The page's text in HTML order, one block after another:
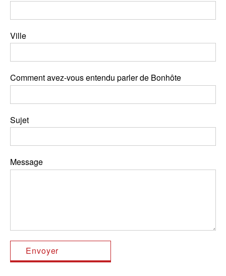
Ville
Comment avez-vous entendu parler de Bonhôte
Sujet
Message